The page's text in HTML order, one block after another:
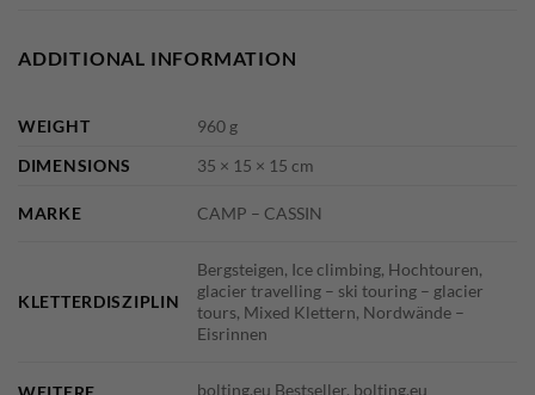
ADDITIONAL INFORMATION
WEIGHT
960 g
DIMENSIONS
35 × 15 × 15 cm
MARKE CAMP – CASSIN
KLETTERDISZIPLIN
Bergsteigen, Ice climbing, Hochtouren,
glacier travelling – ski touring – glacier
tours, Mixed Klettern, Nordwände –
Eisrinnen
bolting.eu Bestseller, bolting.eu